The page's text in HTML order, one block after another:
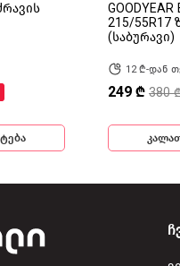
GOODYEAR
215/55R17
(საბურავი)
12 ₾-დან
249 ₾ 380